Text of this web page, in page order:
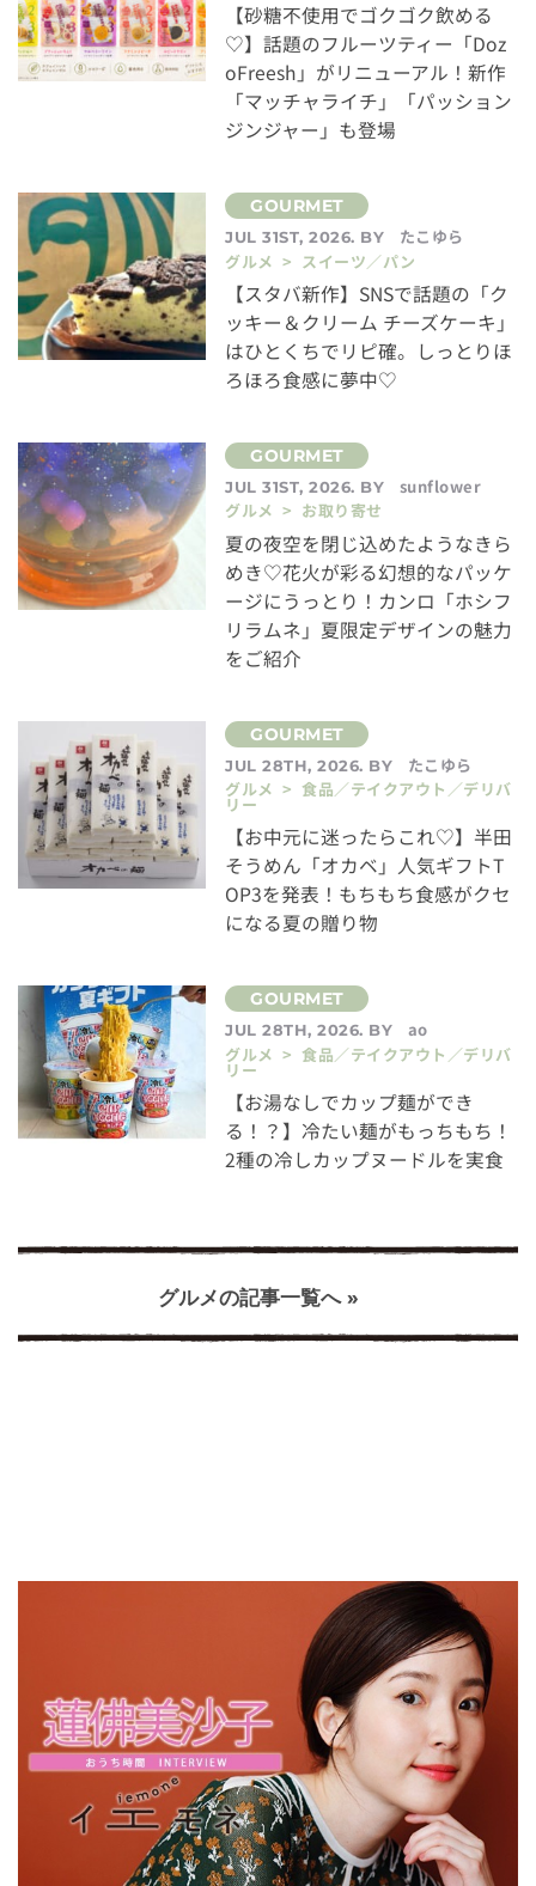
【砂糖不使用でゴクゴク飲める
♡】話題のフルーツティー「Doz
oFreesh」がリニューアル！新作
「マッチャライチ」「パッション
ジンジャー」も登場
JUL 31ST, 2026. BY
たこゆら
グルメ > スイーツ／パン
【スタバ新作】SNSで話題の「ク
ッキー＆クリーム チーズケーキ」
はひとくちでリピ確。しっとりほ
ろほろ食感に夢中♡
JUL 31ST, 2026. BY
sunflower
グルメ > お取り寄せ
夏の夜空を閉じ込めたようなきら
めき♡花火が彩る幻想的なパッケ
ージにうっとり！カンロ「ホシフ
リラムネ」夏限定デザインの魅力
をご紹介
JUL 28TH, 2026. BY
たこゆら
グルメ > 食品／テイクアウト／デリバ
リー
【お中元に迷ったらこれ♡】半田
そうめん「オカベ」人気ギフトT
OP3を発表！もちもち食感がクセ
になる夏の贈り物
JUL 28TH, 2026. BY
ao
グルメ > 食品／テイクアウト／デリバ
リー
【お湯なしでカップ麺ができ
る！？】冷たい麺がもっちもち！
2種の冷しカップヌードルを実食
グルメの記事一覧へ »